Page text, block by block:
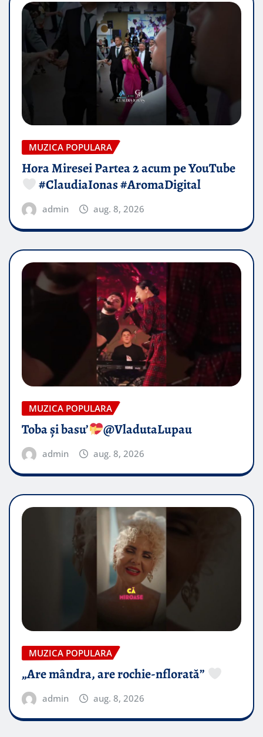
MUZICA POPULARA
Hora Miresei Partea 2 acum pe YouTube
#ClaudiaIonas #AromaDigital
admin aug. 8, 2026
MUZICA POPULARA
Toba și basu’ @VladutaLupau
admin aug. 8, 2026
MUZICA POPULARA
„Are mândra, are rochie-nflorată”
admin aug. 8, 2026